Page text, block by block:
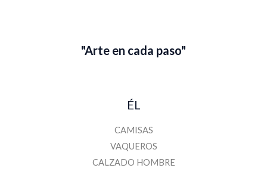
"Arte en cada paso"
ÉL
CAMISAS
VAQUEROS
CALZADO HOMBRE